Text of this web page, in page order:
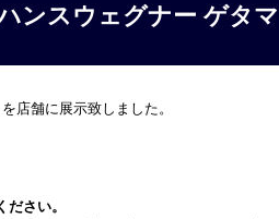
ンスウェグナー ゲタマ
店舗に展示致しました。
さい。